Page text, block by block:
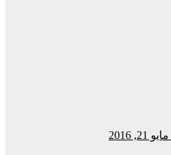
مايو 21, 2016